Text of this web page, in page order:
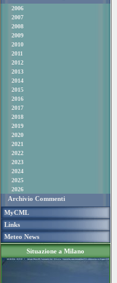
2006
2007
2008
2009
2010
2011
2012
2013
2014
2015
2016
2017
2018
2019
2020
2021
2022
2023
2024
2025
2026
Archivio Commenti
MyCML
Links
Meteo News
Situazione a Milano